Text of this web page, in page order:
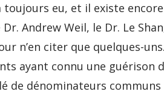
eu, et il existe
Andrew Weil, le Dr. Le
n’en citer que quelques-
ayant connu une guérison
de dénominateurs